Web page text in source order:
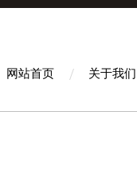
网站首页 关于我们